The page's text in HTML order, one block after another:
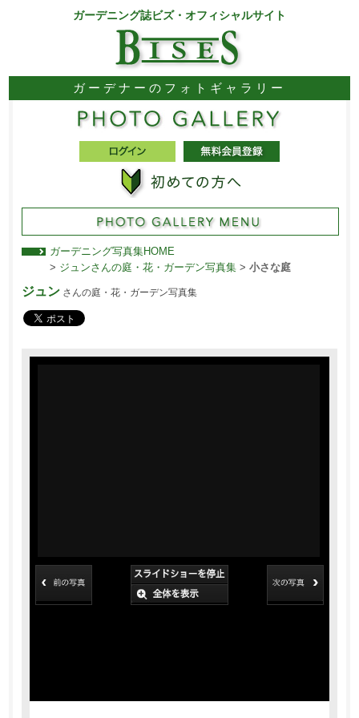
ガーデニング誌ビズ・オフィシャルサイト
ガーデナーのフォトギャラリー
ガーデニング写真集HOME
> ジュンさんの庭・花・ガーデン写真集> 小さな庭
ジュンさんの庭・花・ガーデン写真集